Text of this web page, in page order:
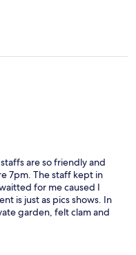
are so friendly and
7pm. The staff kept in
for me caused I
is just as pics shows. In
garden, felt clam and
doesn't suit me, the
coffee maker, netflix,